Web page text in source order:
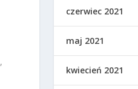
,
czerwiec 2021
maj 2021
kwiecień 2021